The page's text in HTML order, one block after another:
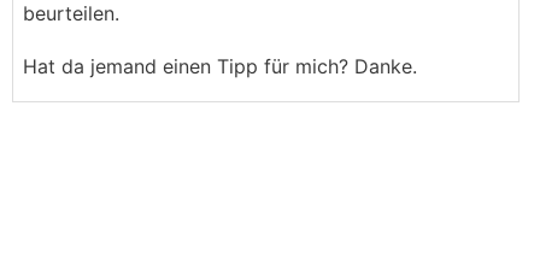
beurteilen.
Hat da jemand einen Tipp für mich? Danke.